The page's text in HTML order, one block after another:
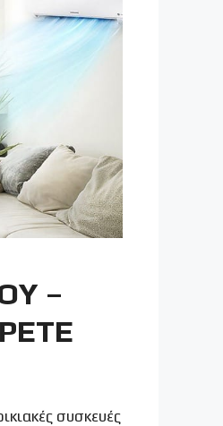
–
συσκευές